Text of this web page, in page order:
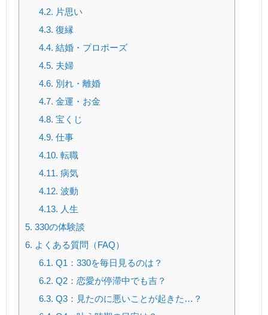
4.2. 片思い
4.3. 復縁
4.4. 結婚・プロポーズ
4.5. 夫婦
4.6. 別れ・離婚
4.7. 金運・お金
4.8. 宝くじ
4.9. 仕事
4.10. 転職
4.11. 病気
4.12. 波動
4.13. 人生
5. 330の体験談
6. よくある質問（FAQ）
6.1. Q1：330を毎日見るのは？
6.2. Q2：恋愛が停滞中でも吉？
6.3. Q3：見たのに悪いことが起きた…？